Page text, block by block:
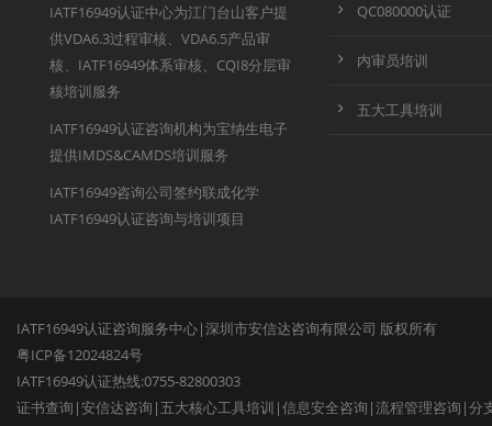
IATF16949认证中心为江门台山客户提
供VDA6.3过程审核、VDA6.5产品审
核、IATF16949体系审核、CQI8分层审
核培训服务
IATF16949认证咨询机构为宝纳生电子
提供IMDS&CAMDS培训服务
IATF16949咨询公司签约联成化学
IATF16949认证咨询与培训项目
QC080000认证
内审员培训
五大工具培训
IATF16949认证咨询服务中心|深圳市安信达咨询有限公司 版权所有
粤ICP备12024824号
IATF16949认证热线:0755-82800303
证书查询 |安信达咨询 | 五大核心工具培训 |信息安全咨询 |流程管理咨询 |分